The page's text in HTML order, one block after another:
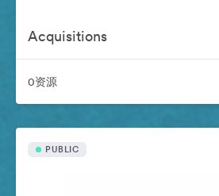
Acquisitions
0资源
PUBLIC